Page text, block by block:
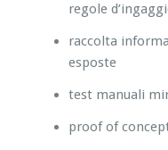
regole
raccolta
esposte
test manuali
proof of